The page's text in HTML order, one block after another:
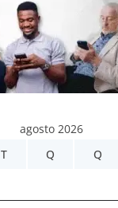
agosto 2026
T Q Q